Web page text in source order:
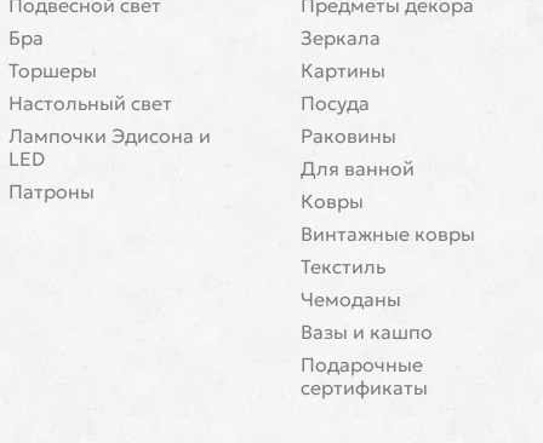
Подвесной свет
Бра
Торшеры
Настольный свет
Лампочки Эдисона и
LED
Патроны
Предметы декора
Зеркала
Картины
Посуда
Раковины
Для ванной
Ковры
Винтажные ковры
Текстиль
Чемоданы
Вазы и кашпо
Подарочные
сертификаты